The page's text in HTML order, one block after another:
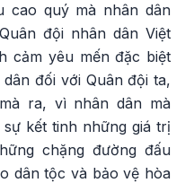
cao quý mà nhân dân
đội nhân dân Việt
cảm yêu mến đặc biệt
đối với Quân đội ta,
ra, vì nhân dân mà
kết tinh những giá trị
chặng đường đấu
dân tộc và bảo vệ hòa